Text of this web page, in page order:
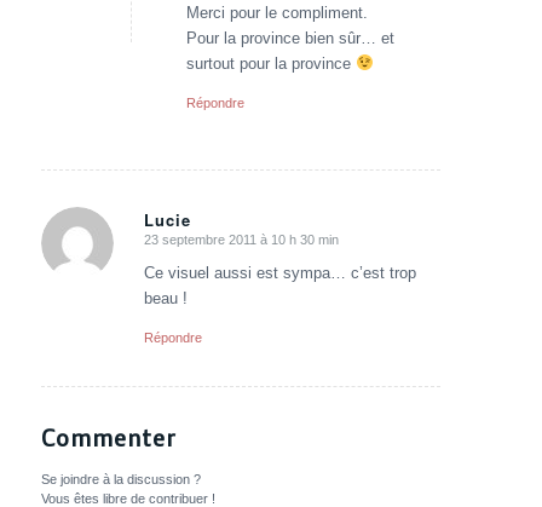
Merci pour le compliment.
Pour la province bien sûr… et
surtout pour la province
Répondre
Lucie
dit
:
23 septembre 2011 à 10 h 30 min
Ce visuel aussi est sympa… c’est trop
beau !
Répondre
Commenter
Se joindre à la discussion ?
Vous êtes libre de contribuer !